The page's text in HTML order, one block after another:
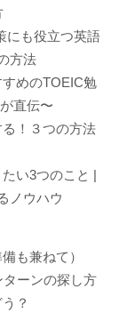
にも役立つ英語
方法
すめのTOEIC勉
直伝〜
！３つの方法
い3つのこと |
ノウハウ
も兼ねて）
ターンの探し方
？